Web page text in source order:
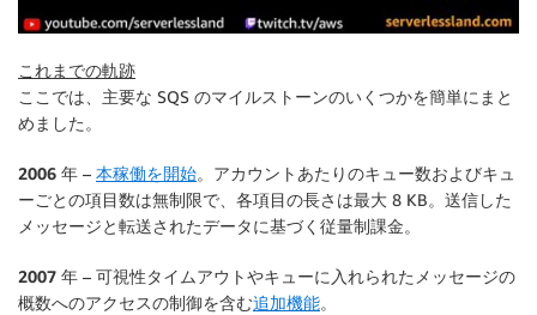
これまでの軌跡
ここでは、主要な SQS のマイルストーンのいくつかを簡単にまと
めました。
2006 年 – 本稼働を開始。アカウントあたりのキュー数およびキュ
ーごとの項目数は無制限で、各項目の長さは最大 8 KB。送信した
メッセージと転送されたデータに基づく従量制課金。
2007 年 – 可視性タイムアウトやキューに入れられたメッセージの
概数へのアクセスの制御を含む追加機能。